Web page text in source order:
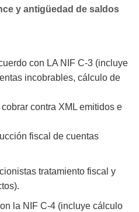
y antigüedad de saldos
con LA NIF C-3 (incluye
incobrables, cálculo de
contra XML emitidos e
fiscal de cuentas
tratamiento fiscal y
la NIF C-4 (incluye cálculo